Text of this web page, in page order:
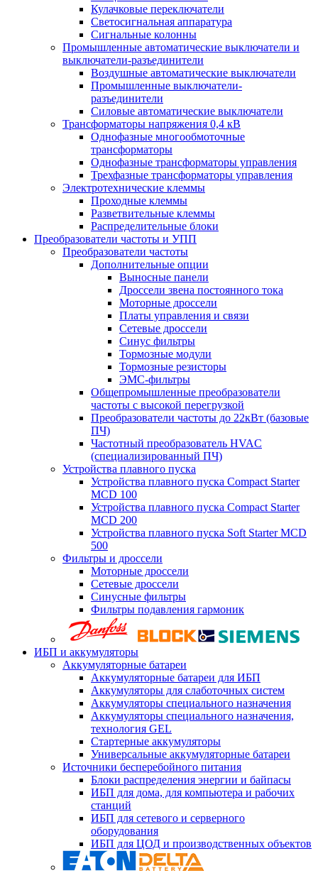
Кулачковые переключатели
Светосигнальная аппаратура
Сигнальные колонны
Промышленные автоматические выключатели и
выключатели-разъединители
Воздушные автоматические выключатели
Промышленные выключатели-
разъединители
Силовые автоматические выключатели
Трансформаторы напряжения 0,4 кВ
Однофазные многообмоточные
трансформаторы
Однофазные трансформаторы управления
Трехфазные трансформаторы управления
Электротехнические клеммы
Проходные клеммы
Разветвительные клеммы
Распределительные блоки
Преобразователи частоты и УПП
Преобразователи частоты
Дополнительные опции
Выносные панели
Дроссели звена постоянного тока
Моторные дроссели
Платы управления и связи
Сетевые дроссели
Синус фильтры
Тормозные модули
Тормозные резисторы
ЭМС-фильтры
Общепромышленные преобразователи
частоты с высокой перегрузкой
Преобразователи частоты до 22кВт (базовые
ПЧ)
Частотный преобразователь HVAC
(специализированный ПЧ)
Устройства плавного пуска
Устройства плавного пуска Compact Starter
MCD 100
Устройства плавного пуска Compact Starter
MCD 200
Устройства плавного пуска Soft Starter MCD
500
Фильтры и дроссели
Моторные дроссели
Сетевые дроссели
Синусные фильтры
Фильтры подавления гармоник
ИБП и аккумуляторы
Аккумуляторные батареи
Аккумуляторные батареи для ИБП
Аккумуляторы для слаботочных систем
Аккумуляторы специального назначения
Аккумуляторы специального назначения,
технология GEL
Стартерные аккумуляторы
Универсальные аккумуляторные батареи
Источники бесперебойного питания
Блоки распределения энергии и байпасы
ИБП для дома, для компьютера и рабочих
станций
ИБП для сетевого и серверного
оборудования
ИБП для ЦОД и производственных объектов